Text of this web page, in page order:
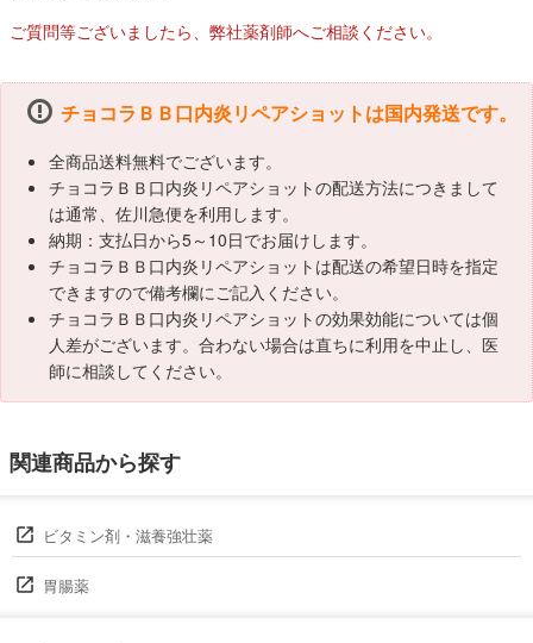
ご質問等ございましたら、弊社薬剤師へご相談ください。
チョコラＢＢ口内炎リペアショットは国内発送です。
全商品送料無料でございます。
チョコラＢＢ口内炎リペアショットの配送方法につきまして
は通常、佐川急便を利用します。
納期：支払日から5～10日でお届けします。
チョコラＢＢ口内炎リペアショットは配送の希望日時を指定
できますので備考欄にご記入ください。
チョコラＢＢ口内炎リペアショットの効果効能については個
人差がございます。合わない場合は直ちに利用を中止し、医
師に相談してください。
関連商品から探す
ビタミン剤・滋養強壮薬
胃腸薬